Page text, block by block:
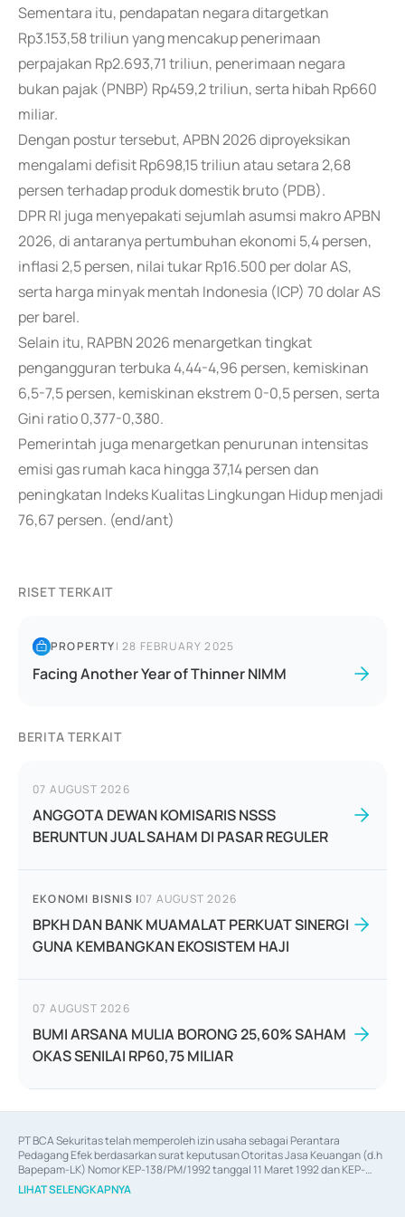
Sementara itu, pendapatan negara ditargetkan
Rp3.153,58 triliun yang mencakup penerimaan
perpajakan Rp2.693,71 triliun, penerimaan negara
bukan pajak (PNBP) Rp459,2 triliun, serta hibah Rp660
miliar.
Dengan postur tersebut, APBN 2026 diproyeksikan
mengalami defisit Rp698,15 triliun atau setara 2,68
persen terhadap produk domestik bruto (PDB).
DPR RI juga menyepakati sejumlah asumsi makro APBN
2026, di antaranya pertumbuhan ekonomi 5,4 persen,
inflasi 2,5 persen, nilai tukar Rp16.500 per dolar AS,
serta harga minyak mentah Indonesia (ICP) 70 dolar AS
per barel.
Selain itu, RAPBN 2026 menargetkan tingkat
pengangguran terbuka 4,44-4,96 persen, kemiskinan
6,5-7,5 persen, kemiskinan ekstrem 0-0,5 persen, serta
Gini ratio 0,377-0,380.
Pemerintah juga menargetkan penurunan intensitas
emisi gas rumah kaca hingga 37,14 persen dan
peningkatan Indeks Kualitas Lingkungan Hidup menjadi
76,67 persen. (end/ant)
RISET TERKAIT
PROPERTY|28 FEBRUARY 2025
Facing Another Year of Thinner NIMM
BERITA TERKAIT
07 AUGUST 2026
ANGGOTA DEWAN KOMISARIS NSSS
BERUNTUN JUAL SAHAM DI PASAR REGULER
EKONOMI BISNIS |07 AUGUST 2026
BPKH DAN BANK MUAMALAT PERKUAT SINERGI
GUNA KEMBANGKAN EKOSISTEM HAJI
07 AUGUST 2026
BUMI ARSANA MULIA BORONG 25,60% SAHAM
OKAS SENILAI RP60,75 MILIAR
PT BCA Sekuritas telah memperoleh izin usaha sebagai Perantara
Pedagang Efek berdasarkan surat keputusan Otoritas Jasa Keuangan (d.h
Bapepam-LK) Nomor KEP-138/PM/1992 tanggal 11 Maret 1992 dan KEP-
06/D.04/2014 tanggal 28 Februari 2014, izin usaha sebagai Penjamin Emisi
Efek berdasarkan surat keputusan Otoritas Jasa Keuangan Nomor KEP-
LIHAT SELENGKAPNYA